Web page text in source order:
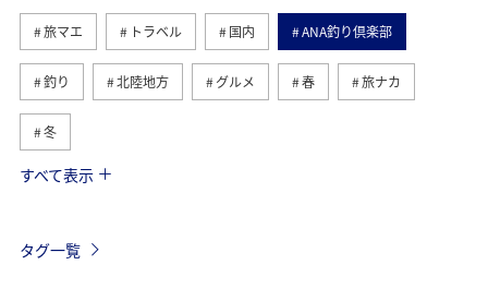
旅マエ トラベル 国内 ANA釣り倶楽部
釣り 北陸地方 グルメ 春 旅ナカ
冬
湖 宮城県
すべて表示
タグ一覧